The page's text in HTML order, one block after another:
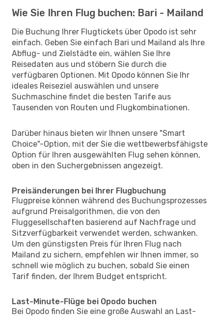
Wie Sie Ihren Flug buchen: Bari - Mailand
Die Buchung Ihrer Flugtickets über Opodo ist sehr
einfach. Geben Sie einfach Bari und Mailand als Ihre
Abflug- und Zielstädte ein, wählen Sie Ihre
Reisedaten aus und stöbern Sie durch die
verfügbaren Optionen. Mit Opodo können Sie Ihr
ideales Reiseziel auswählen und unsere
Suchmaschine findet die besten Tarife aus
Tausenden von Routen und Flugkombinationen.
Darüber hinaus bieten wir Ihnen unsere "Smart
Choice"-Option, mit der Sie die wettbewerbsfähigste
Option für Ihren ausgewählten Flug sehen können,
oben in den Suchergebnissen angezeigt.
Preisänderungen bei Ihrer Flugbuchung
Flugpreise können während des Buchungsprozesses
aufgrund Preisalgorithmen, die von den
Fluggesellschaften basierend auf Nachfrage und
Sitzverfügbarkeit verwendet werden, schwanken.
Um den günstigsten Preis für Ihren Flug nach
Mailand zu sichern, empfehlen wir Ihnen immer, so
schnell wie möglich zu buchen, sobald Sie einen
Tarif finden, der Ihrem Budget entspricht.
Last-Minute-Flüge bei Opodo buchen
Bei Opodo finden Sie eine große Auswahl an Last-